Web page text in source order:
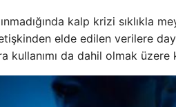
kalp krizi sıklıkla
elde edilen verilere
kullanımı da dahil olmak